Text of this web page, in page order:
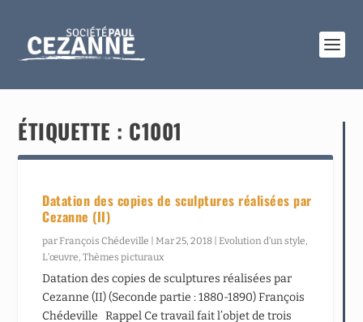
ÉTIQUETTE : C1001
Datation des copies de sculptures réalisées par
Cezanne (II)
parFrançois Chédeville |Mar 25, 2018 |Evolution d’un style,
L’œuvre,Thèmes picturaux
Datation des copies de sculptures réalisées par
Cezanne (II) (Seconde partie : 1880-1890) François
Chédeville Rappel Ce travail fait l’objet de trois